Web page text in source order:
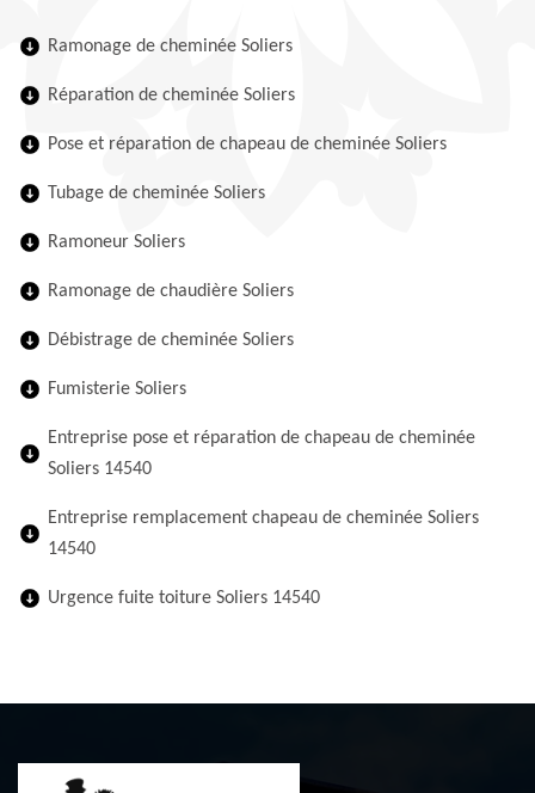
Ramonage de cheminée Soliers
Réparation de cheminée Soliers
Pose et réparation de chapeau de cheminée Soliers
Tubage de cheminée Soliers
Ramoneur Soliers
Ramonage de chaudière Soliers
Débistrage de cheminée Soliers
Fumisterie Soliers
Entreprise pose et réparation de chapeau de cheminée
Soliers 14540
Entreprise remplacement chapeau de cheminée Soliers
14540
Urgence fuite toiture Soliers 14540